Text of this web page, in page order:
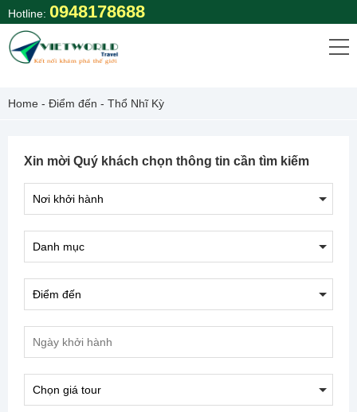
Skip
to
content
Hotline: 0948178688
Home - Điểm đến - Thổ Nhĩ Kỳ
Xin mời Quý khách chọn thông tin cần tìm kiếm